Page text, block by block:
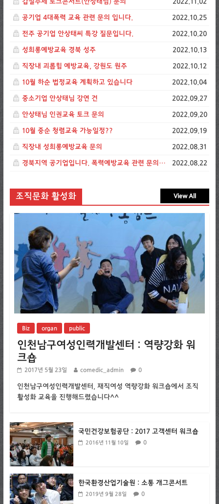
갑질주제 토크콘서트(안상태님) 문의 2022.11.02
공기업 4대폭력 교육 관련 문의 입니다. 2022.10.25
전주 공기업 안상태씨 특강 질문입니다. 2022.10.20
성희롱예방교육 경북 성주 2022.10.13
직장내 괴롭힘 예방교육, 강원도 원주 2022.10.12
10월 하순 법정교육 계획하고 있습니다 2022.10.04
중소기업 안상태님 강연 건 2022.09.27
안상태님 인권교육 토크 문의 2022.09.20
10월 중순 청렴교육 가능일정?? 2022.09.19
직장내 성희롱예방교육 문의 2022.08.31
경북지역 공기업입니다. 폭력예방교육 관련 문의드립니다. 2022.08.22
조직문화 활성화 View All
Biz organ public
인천남구여성인력개발센터 : 역량강화 워
크숍
2017년 5월 23일 comedic_admin 0
인천남구여성인력개발센터, 재직여성 역량강화 워크숍에서 조직
활성화 교육을 진행해드렸습니다^^
국민건강보험공단 : 2017 고객센터 워크숍
2016년 11월 10일 0
한국환경산업기술원 : 소통 개그콘서트
2019년 9월 28일 0